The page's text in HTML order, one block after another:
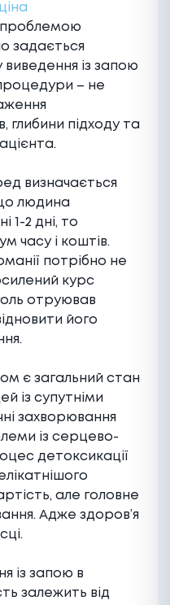
проблемою
задається
виведення із запою
процедури – не
глибини підходу та
визначається
людина
1-2 дні, то
часу і коштів.
потрібно не
курс
отруював
його
є загальний стан
із супутніми
захворювання
із серцево-
детоксикації
але головне
Адже здоров’я
із запою в
залежить від